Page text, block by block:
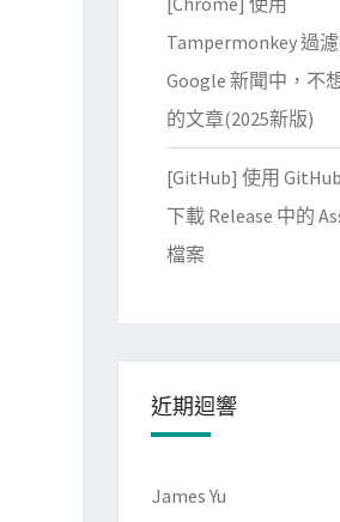
Tampermonkey 過
Google 新聞中，不
的文章(2025新版)
[GitHub] 使用
下載 Release 中的
檔案
近期迴響
James Yu